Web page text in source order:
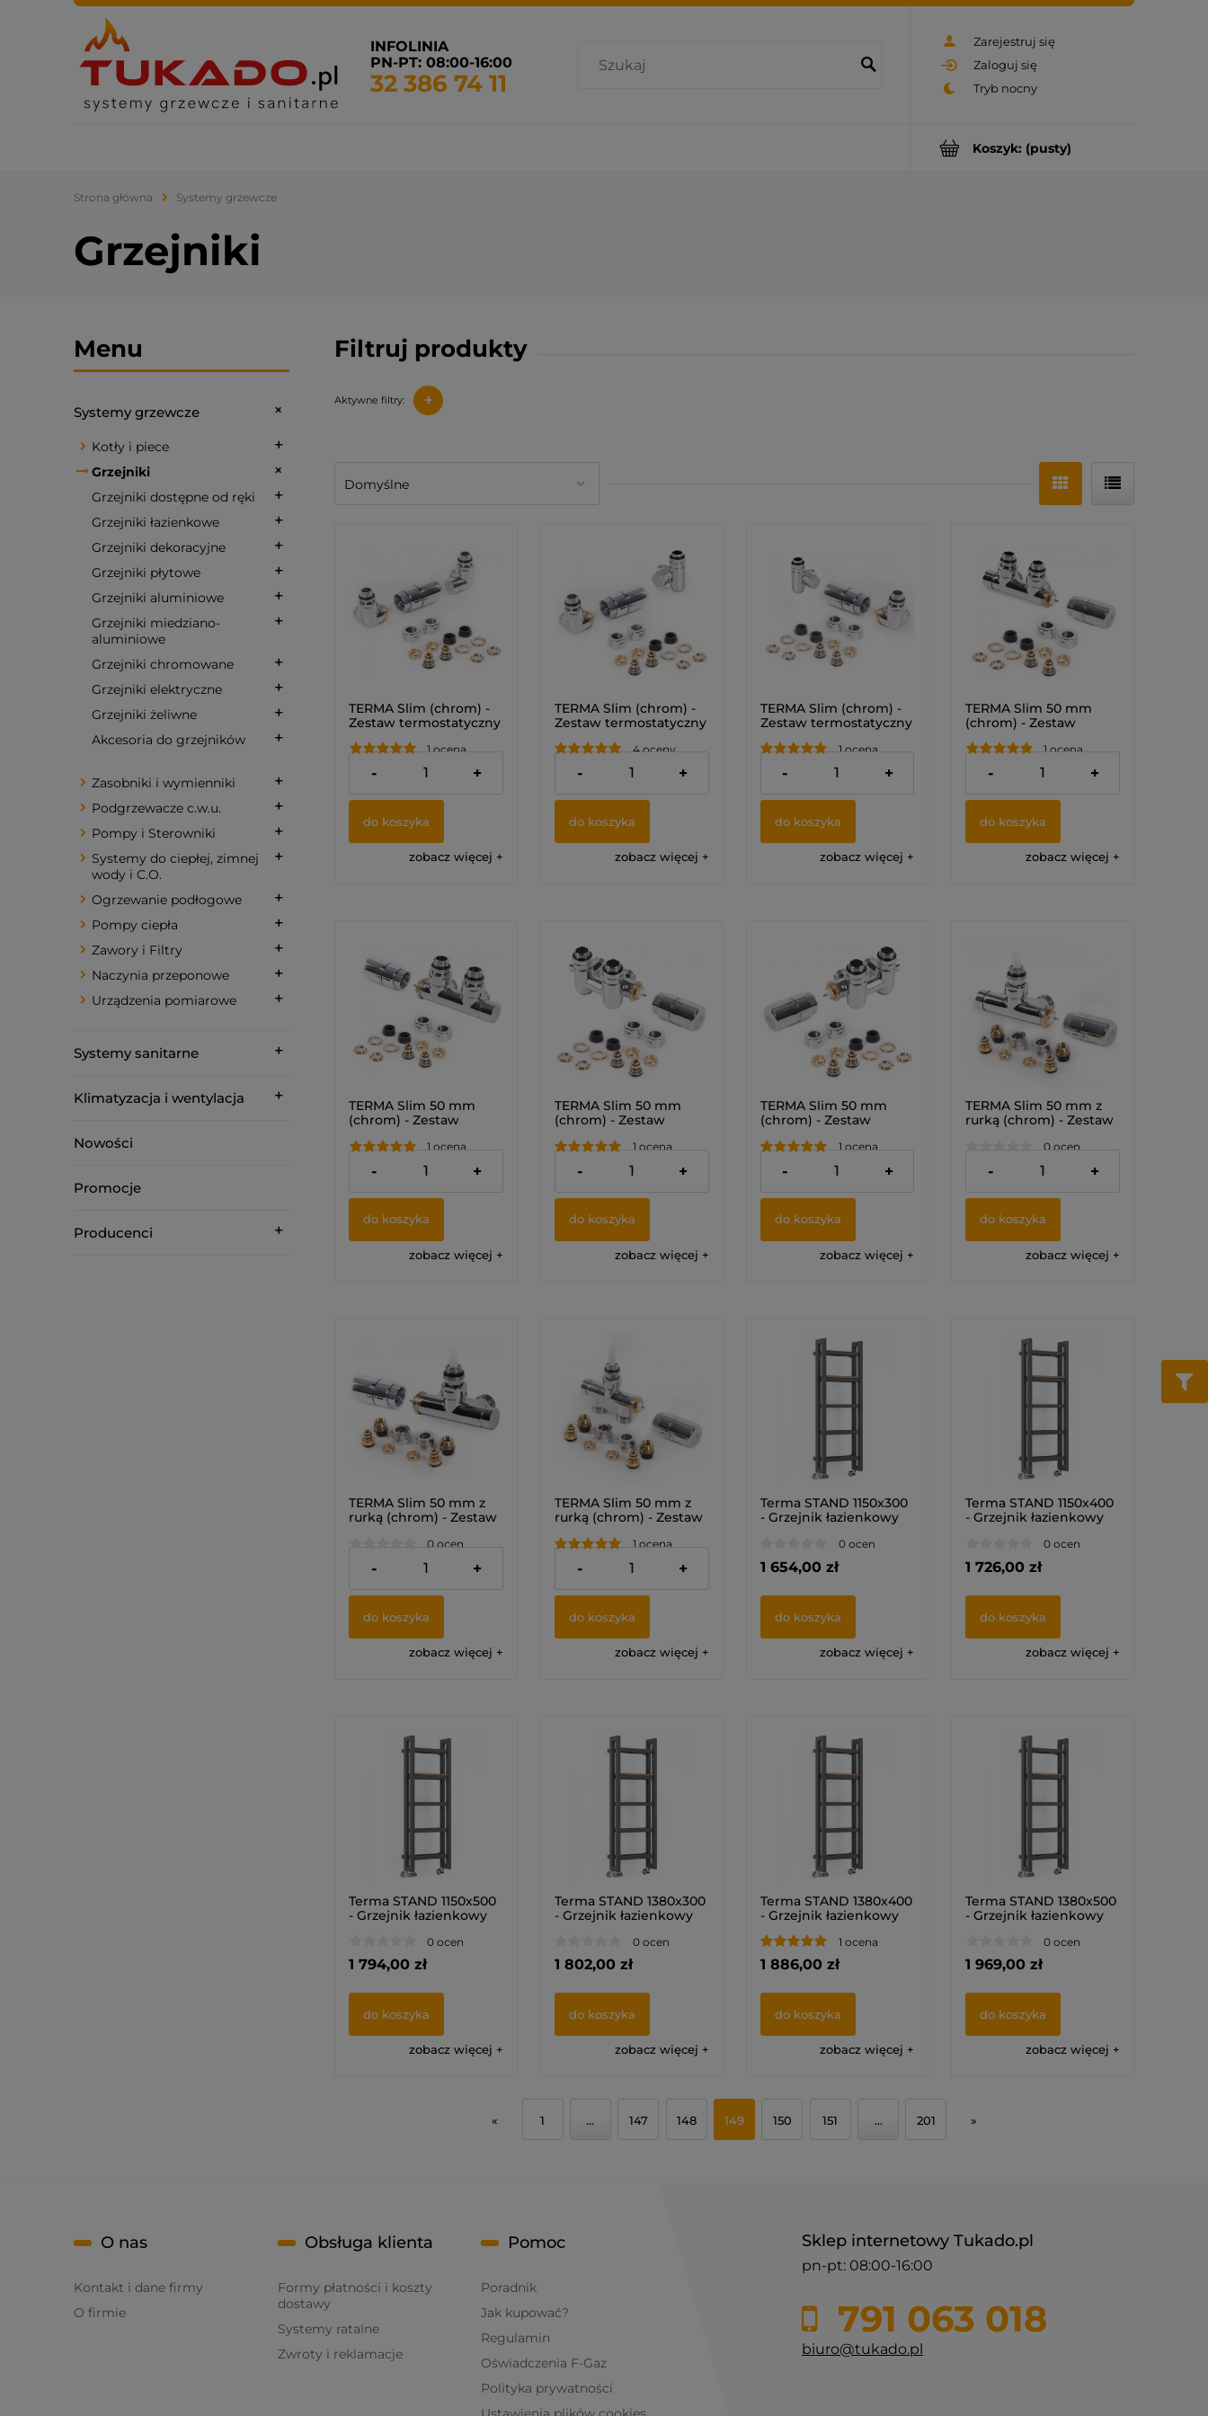
Zarejestruj się
Zaloguj się
INFOLINIA
PN-PT: 08:00-16:00
32 386 74 11
Koszyk: (pusty)
Strona główna Systemy grzewcze
Grzejniki
Menu
Systemy grzewcze
Kotły i piece
Grzejniki
Grzejniki dostępne od ręki
Grzejniki łazienkowe
Grzejniki dekoracyjne
Grzejniki płytowe
Grzejniki aluminiowe
Grzejniki miedziano-
aluminiowe
Grzejniki chromowane
Grzejniki elektryczne
Grzejniki żeliwne
Akcesoria do grzejników
Zasobniki i wymienniki
Podgrzewacze c.w.u.
Pompy i Sterowniki
Systemy do ciepłej, zimnej
wody i C.O.
Ogrzewanie podłogowe
Pompy ciepła
Zawory i Filtry
Naczynia przeponowe
Urządzenia pomiarowe
Systemy sanitarne
Klimatyzacja i wentylacja
Nowości
Promocje
Producenci
Filtruj produkty
Aktywne filtry: +
TERMA Slim (chrom) -
Zestaw termostatyczny
1 ocena
598,00 zł
- +
do koszyka
zobacz więcej
TERMA Slim (chrom) -
Zestaw termostatyczny
zintegrowany z
trójnikiem (LEWY)
4 oceny
585,00 zł
- +
do koszyka
zobacz więcej
TERMA Slim (chrom) -
Zestaw termostatyczny
zintegrowany z
trójnikiem (PRAWY)
1 ocena
612,00 zł
- +
do koszyka
zobacz więcej
TERMA Slim 50 mm
(chrom) - Zestaw
(LEWY)
1 ocena
592,00 zł
- +
do koszyka
zobacz więcej
TERMA Slim 50 mm
(chrom) - Zestaw
(PRAWY)
1 ocena
592,00 zł
- +
do koszyka
zobacz więcej
TERMA Slim 50 mm
(chrom) - Zestaw
zintegrowany z
trójnikiem (LEWY)
1 ocena
810,00 zł
- +
do koszyka
zobacz więcej
TERMA Slim 50 mm
(chrom) - Zestaw
zintegrowany z
trójnikiem (PRAWY)
1 ocena
810,00 zł
- +
do koszyka
zobacz więcej
TERMA Slim 50 mm z
rurką (chrom) - Zestaw
0 ocen
628,00 zł
- +
do koszyka
zobacz więcej
TERMA Slim 50 mm z
rurką (chrom) - Zestaw
0 ocen
628,00 zł
- +
do koszyka
zobacz więcej
TERMA Slim 50 mm z
rurką (chrom) - Zestaw
1 ocena
628,00 zł
- +
do koszyka
zobacz więcej
Terma STAND 1150x300
- Grzejnik łazienkowy
0 ocen
1 654,00 zł
do koszyka
zobacz więcej
Terma STAND 1150x400
- Grzejnik łazienkowy
0 ocen
1 726,00 zł
do koszyka
zobacz więcej
Terma STAND 1150x500
- Grzejnik łazienkowy
0 ocen
1 794,00 zł
do koszyka
zobacz więcej
Terma STAND 1380x300
- Grzejnik łazienkowy
0 ocen
1 802,00 zł
do koszyka
zobacz więcej
Terma STAND 1380x400
- Grzejnik łazienkowy
1 ocena
1 886,00 zł
do koszyka
zobacz więcej
Terma STAND 1380x500
- Grzejnik łazienkowy
0 ocen
1 969,00 zł
do koszyka
zobacz więcej
« 1 ... 147 148 149 150 151 ... 201 »
Sklep internetowy Tukado.pl
pn-pt: 08:00-16:00
791 063 018
biuro@tukado.pl
O nas
Kontakt i dane firmy
O firmie
Obsługa klienta
Formy płatności i koszty
dostawy
Systemy ratalne
Zwroty i reklamacje
Pomoc
Poradnik
Jak kupować?
Regulamin
Oświadczenia F-Gaz
Polityka prywatności